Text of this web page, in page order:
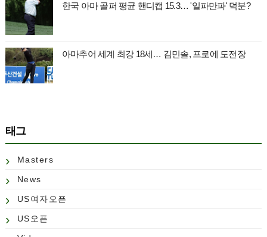
한국 아마 골퍼 평균 핸디캡 15.3… '일파만파' 덕분?
아마추어 세계 최강 18세… 김민솔, 프로에 도전장
태그
Masters
News
US여자오픈
US오픈